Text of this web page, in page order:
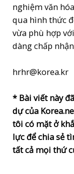
nghiệm văn
qua hình thức
vừa phù hợp
dàng chấp
hrhr@korea.kr
* Bài viết này
dự của
tôi có mặt ở
lực để chia sẻ
tất cả mọi thứ